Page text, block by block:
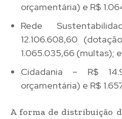
orçamentária) e R$
Rede
12.106.608,60
1.065.035,66 (multas); e
Cidadania – R$
orçamentária) e R$
A forma de distribuição